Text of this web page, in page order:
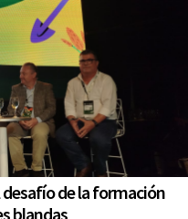
de la formación
blandas